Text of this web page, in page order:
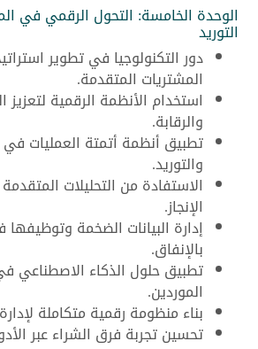
الوحدة الخامسة: التحول الرقمي في
التوريد
دور التكنولوجيا في تطوير
المشتريات المتقدمة.
استخدام الأنظمة الرقمية لتعزيز
والرقابة.
تطبيق أنظمة أتمتة العمليات في
والتوريد.
الاستفادة من التحليلات
الإنجاز.
إدارة البيانات الضخمة وتوظيفها
بالإنفاق.
تطبيق حلول الذكاء الاصطناعي
الموردين.
بناء منظومة رقمية متكاملة
تحسين تجربة فرق الشراء عبر